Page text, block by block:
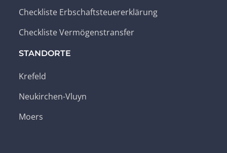
Checkliste Erbschaftsteuererklärung
Checkliste Vermögenstransfer
STANDORTE
Krefeld
Neukirchen-Vluyn
Moers